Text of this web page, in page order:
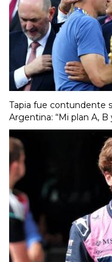
Tapia fue contundente
Argentina: “Mi plan A, B